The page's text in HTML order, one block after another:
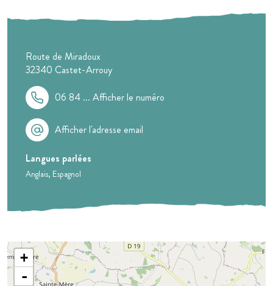
Route de Miradoux
32340 Castet-Arrouy
06 84 ... Afficher le numéro
Afficher l'adresse email
Langues parlées
Anglais Espagnol
+
-